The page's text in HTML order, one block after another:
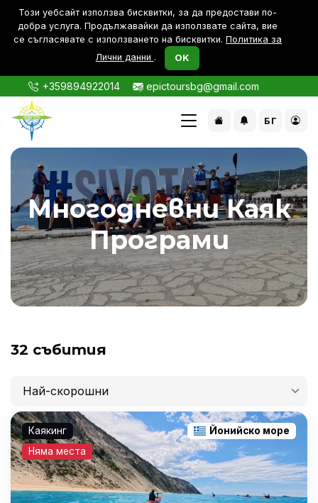
Този уебсайт използва бисквитки, за да предостави по-
дoбра услуга. Продължавайки да използвате сайта, вие
се съгласявате с използването на бисквитки. Политика за
Лични данни . OK
+359894922014 epictoursbg@gmail.com
БГ
Многодневни Каяк
Програми
32 събития
Най-скорошни
Най-скорошни
Най-ниска цена
Най-висока цена
Каякинг
Йонийско море
Няма места